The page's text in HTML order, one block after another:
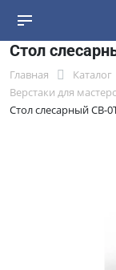
Стол
Главная Каталог
Верстаки для
Стол слесарный СВ-